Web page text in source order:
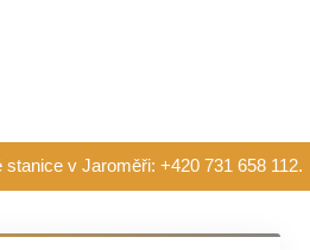
v Jaroměři: +420 731 658 112.